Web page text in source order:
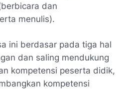
dan
menulis).
ini berdasar pada tiga hal
dan saling mendukung
kompetensi peserta didik,
kompetensi